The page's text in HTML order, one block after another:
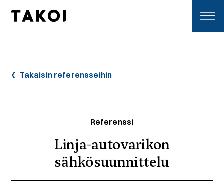
Toggle navigation
Takaisin referensseihin
Referenssi
Linja-autovarikon
sähkösuunnittelu